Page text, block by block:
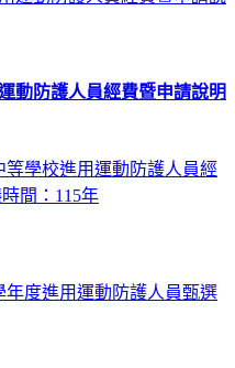
動防護人員經費暨申請說明
學校進用運動防護人員經
間：115年